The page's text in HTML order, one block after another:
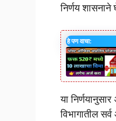
निर्णय
हे पण वाचा:
या
विभागातील